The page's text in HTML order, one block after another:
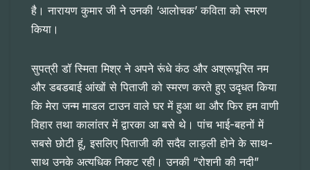
है। नारायण कुमार जी ने उनकी ‘आलोचक’ कविता को स्मरण
किया।
सुपत्री डॉ स्मिता मिश्र ने अपने रूंधे कंठ और अश्रूपूरित नम
और डबडबाई आंखों से पिताजी को स्मरण करते हुए उदृधत किया
कि मेरा जन्म माडल टाउन वाले घर में हुआ था और फिर हम वाणी
विहार तथा कालांतर में द्वारका आ बसे थे। पांच भाई-बहनों में
सबसे छोटी हूं, इसलिए पिताजी की सदैव लाड़ली होने के साथ-
साथ उनके अत्यधिक निकट रही। उनकी “रोशनी की नदी”